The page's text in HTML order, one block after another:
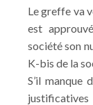
Le greffe va
est
société son
K-bis de la
S’il manque